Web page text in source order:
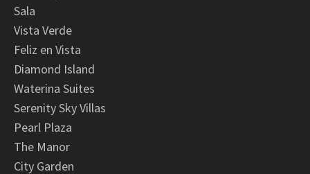
Sala
Vista Verde
Feliz en Vista
Diamond Island
Waterina Suites
Serenity Sky Villas
Pearl Plaza
The Manor
City Garden